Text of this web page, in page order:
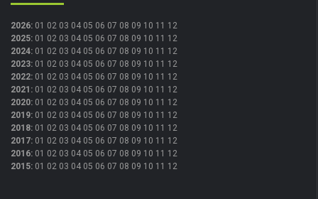
2026: 01 02 03 04 05 06 07 08 09 10 11 12
2025: 01 02 03 04 05 06 07 08 09 10 11 12
2024: 01 02 03 04 05 06 07 08 09 10 11 12
2023: 01 02 03 04 05 06 07 08 09 10 11 12
2022: 01 02 03 04 05 06 07 08 09 10 11 12
2021 : 01 02 03 04 05 06 07 08 09 10 11 12
2020: 01 02 03 04 05 06 07 08 09 10 11 12
2019: 01 02 03 04 05 06 07 08 09 10 11 12
2018: 01 02 03 04 05 06 07 08 09 10 11 12
2017: 01 02 03 04 05 06 07 08 09 10 11 12
2016: 01 02 03 04 05 06 07 08 09 10 11 12
2015: 01 02 03 04 05 06 07 08 09 10 11 12